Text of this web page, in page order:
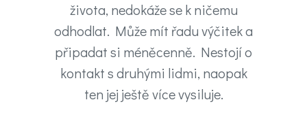
života, nedokáže se k ničemu
odhodlat. Může mít řadu výčitek a
připadat si méněcenně. Nestojí o
kontakt s druhými lidmi, naopak
ten jej ještě více vysiluje.